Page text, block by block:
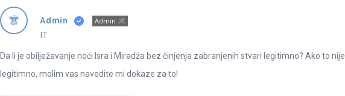
Admin Admin
IT
Da li je obilježavanje noći Isra i Miradža bez činjenja zabranjenih stvari legitimno? Ako to nije
legitimno, molim vas navedite mi dokaze za to!